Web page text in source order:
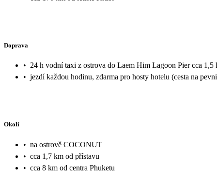
Doprava
• 24 h vodní taxi z ostrova do Laem Him Lagoon Pier cca 1,5
• jezdí každou hodinu, zdarma pro hosty hotelu (cesta na
Okolí
• na ostrově COCONUT
• cca 1,7 km od přístavu
• cca 8 km od centra Phuketu